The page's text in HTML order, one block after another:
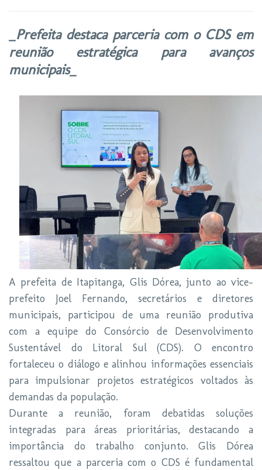
_Prefeita destaca parceria com o CDS em
reunião estratégica para avanços
municipais_
A prefeita de Itapitanga, Glis Dórea, junto ao vice-
prefeito Joel Fernando, secretários e diretores
municipais, participou de uma reunião produtiva
com a equipe do Consórcio de Desenvolvimento
Sustentável do Litoral Sul (CDS). O encontro
fortaleceu o diálogo e alinhou informações essenciais
para impulsionar projetos estratégicos voltados às
demandas da população.
Durante a reunião, foram debatidas soluções
integradas para áreas prioritárias, destacando a
importância do trabalho conjunto. Glis Dórea
ressaltou que a parceria com o CDS é fundamental